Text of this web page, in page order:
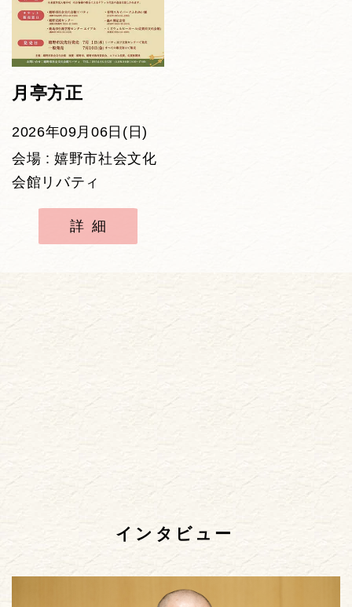
月亭方正
2026年09月06日(日)
会場 : 嬉野市社会文化
会館リバティ
詳細
インタビュー